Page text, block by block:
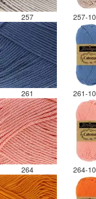
257 257-10
261 261-10
264 264-10